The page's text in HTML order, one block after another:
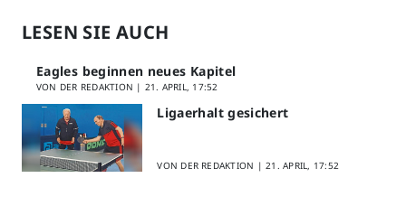
LESEN SIE AUCH
Eagles beginnen neues Kapitel
VON DER REDAKTION | 21. APRIL, 17:52
Ligaerhalt gesichert
VON DER REDAKTION |21. APRIL, 17:52